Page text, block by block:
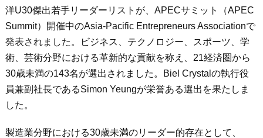
洋U30傑出若手リーダーリストが、APECサミット（APEC
Summit）開催中のAsia-Pacific Entrepreneurs Associationで
発表されました。ビジネス、テクノロジー、スポーツ、学
術、芸術分野における革新的な貢献を称え、21経済圏から
30歳未満の143名が選出されました。Biel Crystalの執行役
員兼副社長であるSimon Yeungが栄誉ある選出を果たしま
した。
製造業分野における30歳未満のリーダー的存在として、